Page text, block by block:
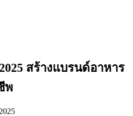
สร้างแบรนด์อาหาร
พ